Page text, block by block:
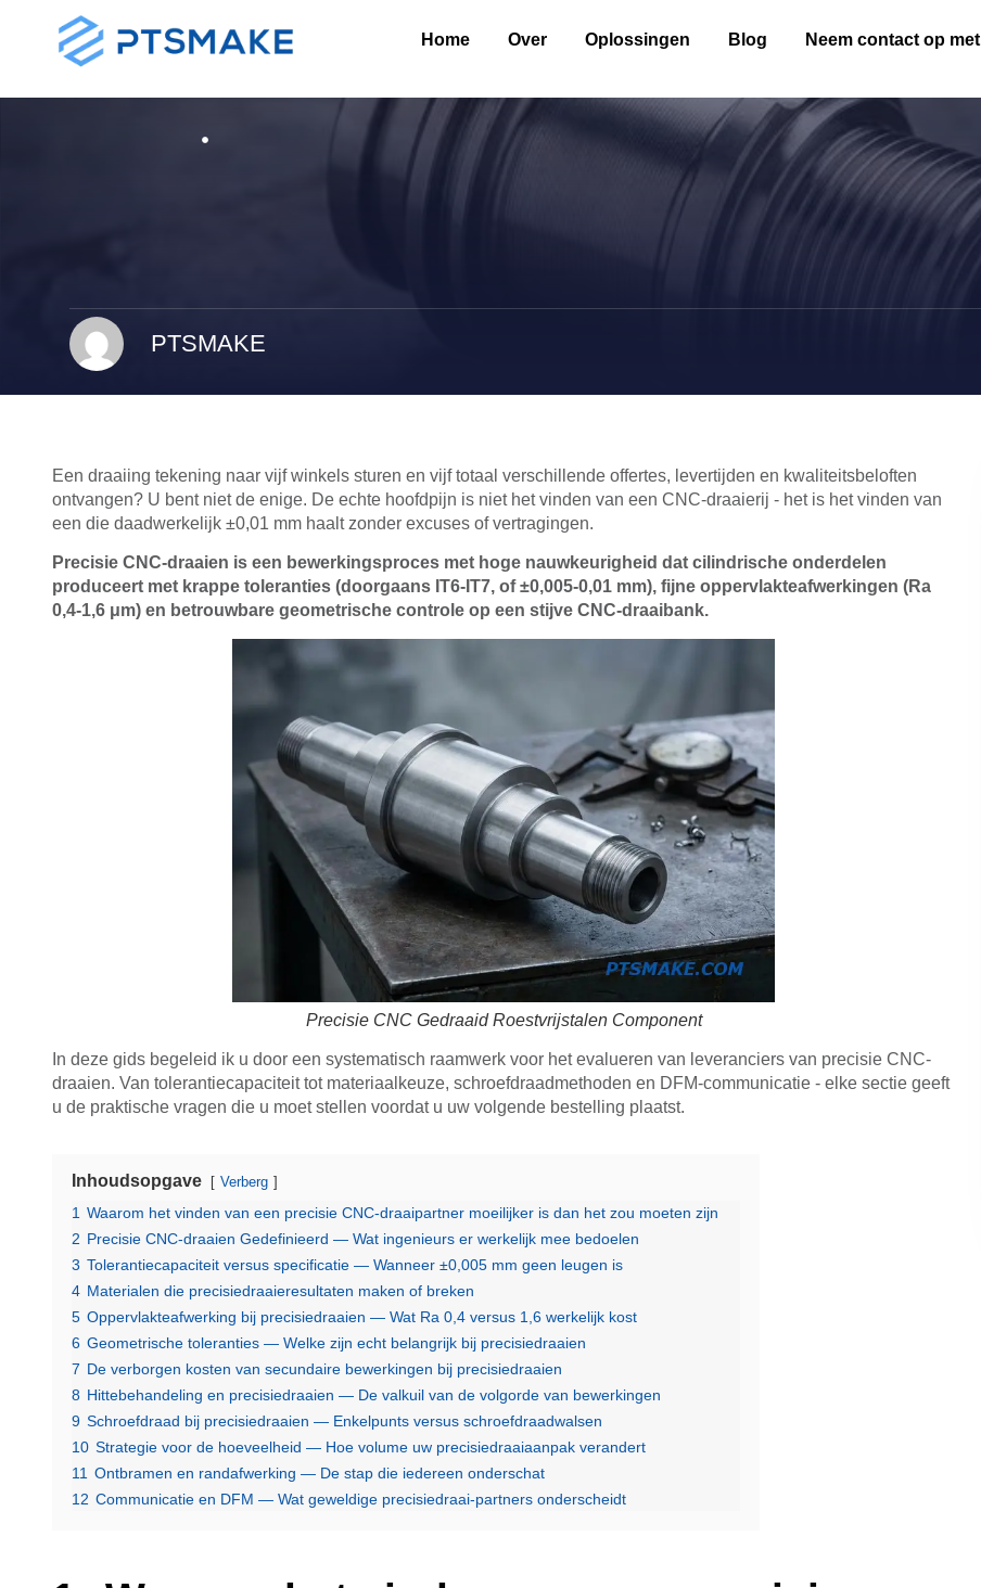
Home Over Oplossingen Blog Neem contact op met
PTSMAKE
Een draaiing tekening naar vijf winkels sturen en vijf totaal verschillende offertes, levertijden en kwaliteitsbeloften
ontvangen? U bent niet de enige. De echte hoofdpijn is niet het vinden van een CNC-draaierij - het is het vinden van
een die daadwerkelijk ±0,01 mm haalt zonder excuses of vertragingen.
Precisie CNC-draaien is een bewerkingsproces met hoge nauwkeurigheid dat cilindrische onderdelen
produceert met krappe toleranties (doorgaans IT6-IT7, of ±0,005-0,01 mm), fijne oppervlakteafwerkingen (Ra
0,4-1,6 μm) en betrouwbare geometrische controle op een stijve CNC-draaibank.
Precisie CNC Gedraaid Roestvrijstalen Component
In deze gids begeleid ik u door een systematisch raamwerk voor het evalueren van leveranciers van precisie CNC-
draaien. Van tolerantiecapaciteit tot materiaalkeuze, schroefdraadmethoden en DFM-communicatie - elke sectie geeft
u de praktische vragen die u moet stellen voordat u uw volgende bestelling plaatst.
Inhoudsopgave Verberg
1 Waarom het vinden van een precisie CNC-draaipartner moeilijker is dan het zou moeten zijn
2 Precisie CNC-draaien Gedefinieerd — Wat ingenieurs er werkelijk mee bedoelen
3 Tolerantiecapaciteit versus specificatie — Wanneer ±0,005 mm geen leugen is
4 Materialen die precisiedraaieresultaten maken of breken
5 Oppervlakteafwerking bij precisiedraaien — Wat Ra 0,4 versus 1,6 werkelijk kost
6 Geometrische toleranties — Welke zijn echt belangrijk bij precisiedraaien
7 De verborgen kosten van secundaire bewerkingen bij precisiedraaien
8 Hittebehandeling en precisiedraaien — De valkuil van de volgorde van bewerkingen
9 Schroefdraad bij precisiedraaien — Enkelpunts versus schroefdraadwalsen
10 Strategie voor de hoeveelheid — Hoe volume uw precisiedraaiaanpak verandert
11 Ontbramen en randafwerking — De stap die iedereen onderschat
12 Communicatie en DFM — Wat geweldige precisiedraai-partners onderscheidt